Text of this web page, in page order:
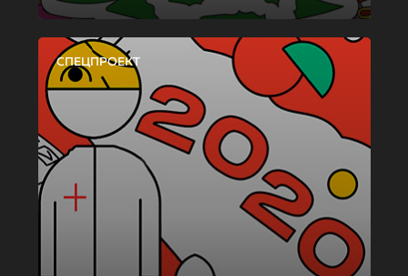
СПЕЦПРОЕКТ